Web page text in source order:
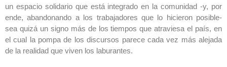
un espacio solidario que está integrado en la comunidad -y, por
ende, abandonando a los trabajadores que lo hicieron posible-
sea quizá un signo más de los tiempos que atraviesa el país, en
el cual la pompa de los discursos parece cada vez más alejada
de la realidad que viven los laburantes.